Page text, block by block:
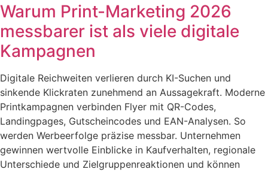
Warum Print-Marketing 2026
messbarer ist als viele digitale
Kampagnen
Digitale Reichweiten verlieren durch KI-Suchen und
sinkende Klickraten zunehmend an Aussagekraft. Moderne
Printkampagnen verbinden Flyer mit QR-Codes,
Landingpages, Gutscheincodes und EAN-Analysen. So
werden Werbeerfolge präzise messbar. Unternehmen
gewinnen wertvolle Einblicke in Kaufverhalten, regionale
Unterschiede und Zielgruppenreaktionen und können